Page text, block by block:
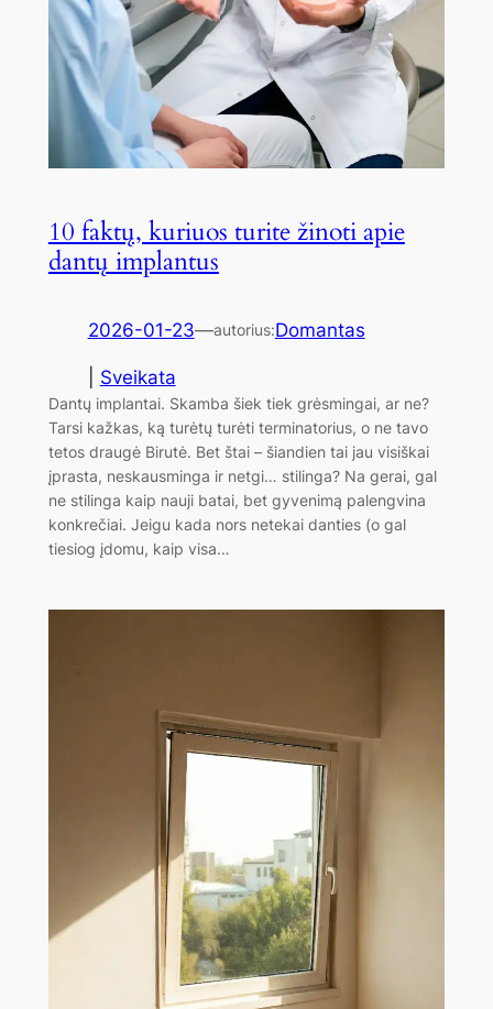
10 faktų, kuriuos turite žinoti apie
dantų implantus
2026-01-23—autorius:Domantas
Sveikata
Dantų implantai. Skamba šiek tiek grėsmingai, ar ne?
Tarsi kažkas, ką turėtų turėti terminatorius, o ne tavo
tetos draugė Birutė. Bet štai – šiandien tai jau visiškai
įprasta, neskausminga ir netgi… stilinga? Na gerai, gal
ne stilinga kaip nauji batai, bet gyvenimą palengvina
konkrečiai. Jeigu kada nors netekai danties (o gal
tiesiog įdomu, kaip visa…